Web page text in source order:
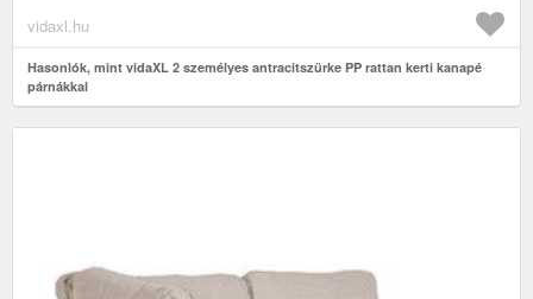
vidaxl.hu
Hasonlók, mint vidaXL 2 személyes antracitszürke PP rattan kerti kanapé
párnákkal